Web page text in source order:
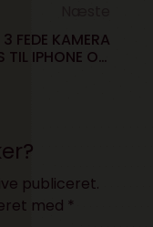
FEDE KAMERA
TIL IPHONE OG
publiceret.
med *